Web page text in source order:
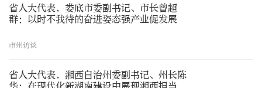
省人大代表，娄底市委副书记、市长曾超
群：以时不我待的奋进姿态强产业促发展
市州访谈
省人大代表，湘西自治州委副书记、州长陈